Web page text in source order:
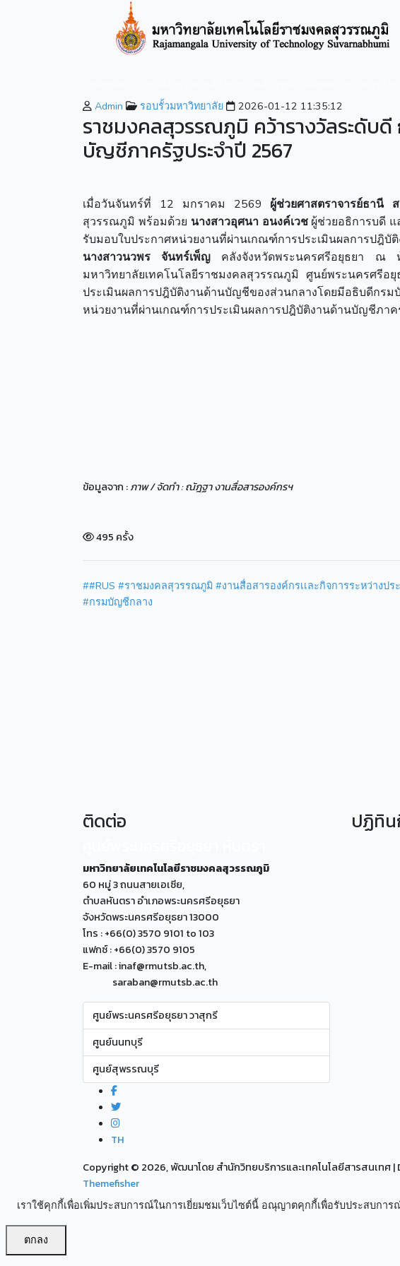
Admin รอบรั้วมหาวิทยาลัย 2026-01-12 11:35:12
ราชมงคลสุวรรณภูมิ คว้ารางวัลระดับ
บัญชีภาครัฐประจำปี 2567
เมื่อวันจันทร์ที่ 12 มกราคม 2569 ผู้ช่วยศาสตราจารย์ธานี
สุวรรณภูมิ พร้อมด้วย นางสาวอุศนา อนงค์เวช ผู้ช่วยอธิการบดี แ
รับมอบใบประกาศหน่วยงานที่ผ่านเกณฑ์การประเมินผลการปฎิ
นางสาวนวพร จันทร์เพ็ญ คลังจังหวัดพระนครศรีอยุธยา ณ
มหาวิทยาลัยเทคโนโลยีราชมงคลสุวรรณภูมิ ศูนย์พระนครศรีอ
ประเมินผลการปฎิบัติงานด้านบัญชีของส่วนกลางโดยมีอธิบดีกร
หน่วยงานที่ผ่านเกณฑ์การประเมินผลการปฎิบัติงานด้านบัญชีภา
ข้อมูลจาก :ภาพ / จัดทำ : ณัฎฐา งานสื่อสารองค์กรฯ
495 ครั้ง
##RUS #ราชมงคลสุวรรณภูมิ #งานสื่อสารองค์กรเเละกิจการระหว่า
#กรมบัญชีกลาง
ติดต่อ
มหาวิทยาลัยเทคโนโลยีราชมงคลสุวรรณภูมิ
60 หมู่ 3 ถนนสายเอเซีย,
ตำบลหันตรา อำเภอพระนครศรีอยุธยา
จังหวัดพระนครศรีอยุธยา 13000
โทร : +66(0) 3570 9101 to 103
แฟกซ์ : +66(0) 3570 9105
E-mail : inaf@rmutsb.ac.th,
saraban@rmutsb.ac.th
ศูนย์พระนครศรีอยุธยา วาสุกรี
ศูนย์นนทบุรี
ศูนย์สุพรรณบุรี
TH
ปฏิทิน
Copyright © 2026, พัฒนาโดย สำนักวิทยบริการและเทคโนโลยีสารสนเทศ|
Themefisher
เราใช้คุกกี้เพื่อเพิ่มประสบการณ์ในการเยี่ยมชมเว็บไซต์นี้ อณุญาตคุกกี้เพื่อรับประสบกา
ตกลง